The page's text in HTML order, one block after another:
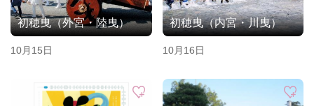
初穂曳（外宮・陸曳）
10月15日
初穂曳（内宮・川曳）
10月16日